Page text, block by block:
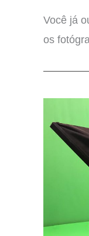
Você já
os